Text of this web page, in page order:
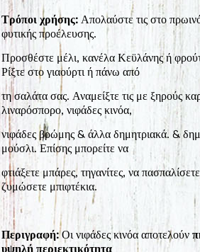
Τρόποι χρήσης: Απολαύστε τις στο
φυτικής προέλευσης.
Προσθέστε μέλι, κανέλα Κεϋλάνης ή
Ρίξτε στο γιαούρτι ή πάνω από
τη σαλάτα σας. Αναμείξτε τις με ξηρούς
λιναρόσπορο, νιφάδες κινόα,
νιφάδες βρώμης & άλλα δημητριακά. &
μούσλι. Επίσης μπορείτε να
φτιάξετε μπάρες, τηγανίτες, να
ζυμώσετε μπιφτέκια.
Περιγραφή:Οι νιφάδες κινόα αποτελούν
υψηλή περιεκτικότητα